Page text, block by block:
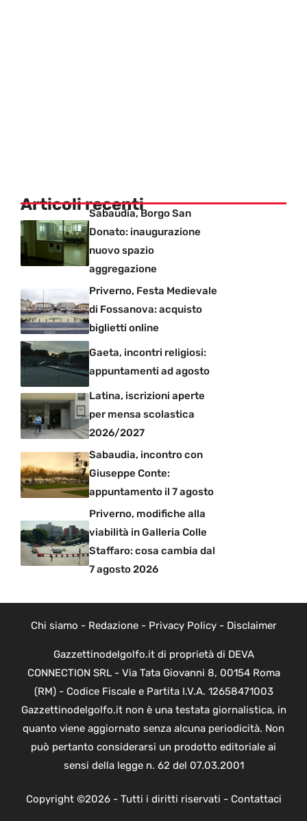
Articoli recenti
Sabaudia, Borgo San
Donato: inaugurazione
nuovo spazio
aggregazione
Priverno, Festa Medievale
di Fossanova: acquisto
biglietti online
Gaeta, incontri religiosi:
appuntamenti ad agosto
Latina, iscrizioni aperte
per mensa scolastica
2026/2027
Sabaudia, incontro con
Giuseppe Conte:
appuntamento il 7 agosto
Priverno, modifiche alla
viabilità in Galleria Colle
Staffaro: cosa cambia dal
7 agosto 2026
Chi siamo - Redazione- Privacy Policy- Disclaimer
Gazzettinodelgolfo.it di proprietà di DEVA
CONNECTION SRL - Via Tata Giovanni 8, 00154 Roma
(RM) - Codice Fiscale e Partita I.V.A. 12658471003
Gazzettinodelgolfo.it non è una testata giornalistica, in
quanto viene aggiornato senza alcuna periodicità. Non
può pertanto considerarsi un prodotto editoriale ai
sensi della legge n. 62 del 07.03.2001
Copyright ©2026 - Tutti i diritti riservati - Contattaci